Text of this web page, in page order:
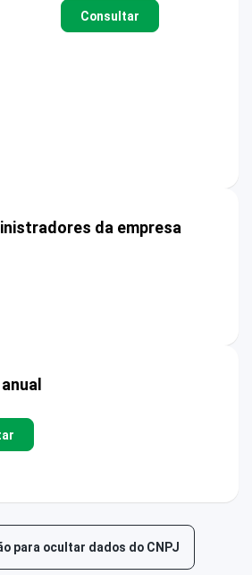
Consultar
da empresa
para ocultar dados do CNPJ